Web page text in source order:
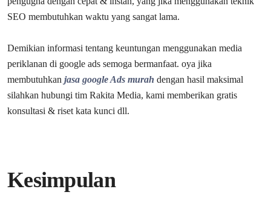
SEO membutuhkan waktu yang sangat lama.
Demikian informasi tentang keuntungan menggunakan media
periklanan di google ads semoga bermanfaat. oya jika
membutuhkan jasa google Ads murah dengan hasil maksimal
silahkan hubungi tim Rakita Media, kami memberikan gratis
konsultasi & riset kata kunci dll.
Kesimpulan